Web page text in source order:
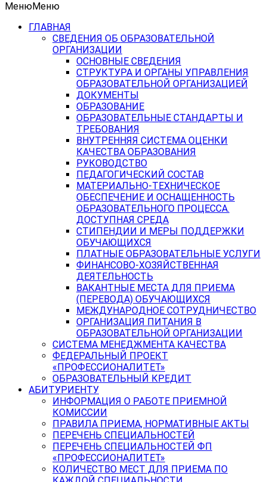
МенюМеню
ГЛАВНАЯ
СВЕДЕНИЯ ОБ ОБРАЗОВАТЕЛЬНОЙ
ОРГАНИЗАЦИИ
ОСНОВНЫЕ СВЕДЕНИЯ
СТРУКТУРА И ОРГАНЫ УПРАВЛЕНИЯ
ОБРАЗОВАТЕЛЬНОЙ ОРГАНИЗАЦИЕЙ
ДОКУМЕНТЫ
ОБРАЗОВАНИЕ
ОБРАЗОВАТЕЛЬНЫЕ СТАНДАРТЫ И
ТРЕБОВАНИЯ
ВНУТРЕННЯЯ СИСТЕМА ОЦЕНКИ
КАЧЕСТВА ОБРАЗОВАНИЯ
РУКОВОДСТВО
ПЕДАГОГИЧЕСКИЙ СОСТАВ
МАТЕРИАЛЬНО-ТЕХНИЧЕСКОЕ
ОБЕСПЕЧЕНИЕ И ОСНАЩЕННОСТЬ
ОБРАЗОВАТЕЛЬНОГО ПРОЦЕССА.
ДОСТУПНАЯ СРЕДА
СТИПЕНДИИ И МЕРЫ ПОДДЕРЖКИ
ОБУЧАЮЩИХСЯ
ПЛАТНЫЕ ОБРАЗОВАТЕЛЬНЫЕ УСЛУГИ
ФИНАНСОВО-ХОЗЯЙСТВЕННАЯ
ДЕЯТЕЛЬНОСТЬ
ВАКАНТНЫЕ МЕСТА ДЛЯ ПРИЕМА
(ПЕРЕВОДА) ОБУЧАЮЩИХСЯ
МЕЖДУНАРОДНОЕ СОТРУДНИЧЕСТВО
ОРГАНИЗАЦИЯ ПИТАНИЯ В
ОБРАЗОВАТЕЛЬНОЙ ОРГАНИЗАЦИИ
СИСТЕМА МЕНЕДЖМЕНТА КАЧЕСТВА
ФЕДЕРАЛЬНЫЙ ПРОЕКТ
«ПРОФЕССИОНАЛИТЕТ»
ОБРАЗОВАТЕЛЬНЫЙ КРЕДИТ
АБИТУРИЕНТУ
ИНФОРМАЦИЯ О РАБОТЕ ПРИЕМНОЙ
КОМИССИИ
ПРАВИЛА ПРИЕМА, НОРМАТИВНЫЕ АКТЫ
ПЕРЕЧЕНЬ СПЕЦИАЛЬНОСТЕЙ
ПЕРЕЧЕНЬ СПЕЦИАЛЬНОСТЕЙ ФП
«ПРОФЕССИОНАЛИТЕТ»
КОЛИЧЕСТВО МЕСТ ДЛЯ ПРИЕМА ПО